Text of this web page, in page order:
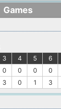
Games
3 4 5 6
0 0 0 0
3 0 1 3